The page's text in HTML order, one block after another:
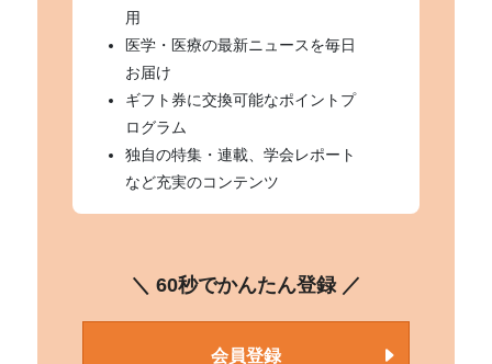
用
医学・医療の最新ニュースを毎日
お届け
ギフト券に交換可能なポイントプ
ログラム
独自の特集・連載、学会レポート
など充実のコンテンツ
＼ 60秒でかんたん登録 ／
会員登録